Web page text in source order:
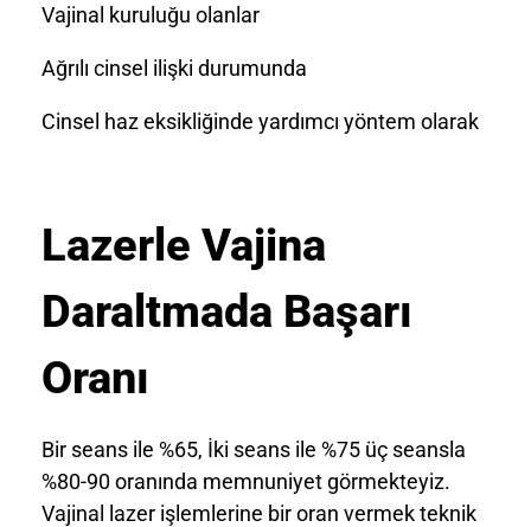
Vajinal kuruluğu olanlar
Ağrılı cinsel ilişki durumunda
Cinsel haz eksikliğinde yardımcı yöntem olarak
Lazerle Vajina
Daraltmada Başarı
Oranı
Bir seans ile %65, İki seans ile %75 üç seansla
%80-90 oranında memnuniyet görmekteyiz.
Vajinal lazer işlemlerine bir oran vermek teknik